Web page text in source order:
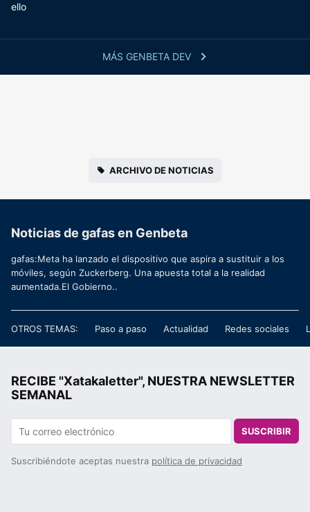
MÁS GENBETA DEV
ello
ARCHIVO DE NOTICIAS
Noticias de gafas en Genbeta
gafas:Meta ha lanzado el dispositivo que aspira a sustituir a los
móviles, según Zuckerberg. Una apuesta total a la realidad
aumentada.El Gobierno..
OTROS TEMAS: Paso a paso Actualidad Redes sociales
RECIBE "Xatakaletter", NUESTRA NEWSLETTER
SEMANAL
SUSCRIBIR
Suscribiéndote aceptas nuestra política de privacidad